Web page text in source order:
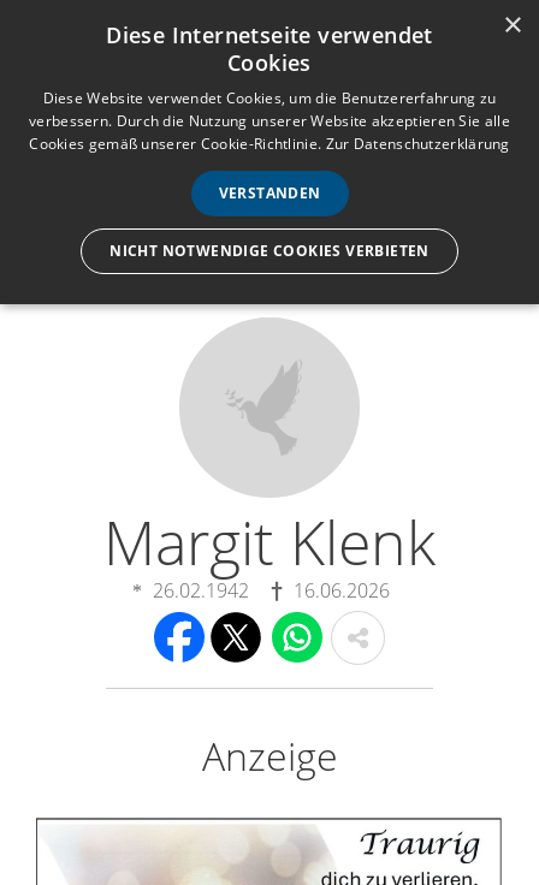
Anmelden Registrieren
e
n
ü
Wir lassen nur die Hand los,
Margit Klenk
26.02.1942 16.06.2026
Anzeige
×
Diese Internetseite verwendet
Cookies
Diese Website verwendet Cookies, um die Benutzererfahrung zu
verbessern. Durch die Nutzung unserer Website akzeptieren Sie alle
Cookies gemäß unserer Cookie-Richtlinie. Zur Datenschutzerklärung
VERSTANDEN
NICHT NOTWENDIGE COOKIES VERBIETEN